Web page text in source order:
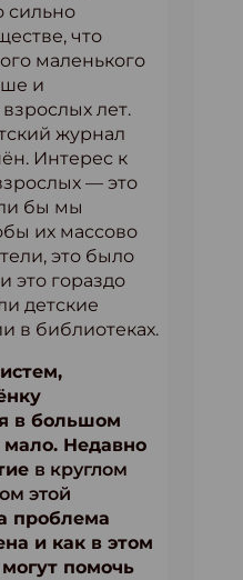
сильно
что
маленького
и
лет.
журнал
Интерес к
— это
бы мы
их массово
это было
это гораздо
детские
в библиотеках.
в большом
Недавно
в круглом
этой
проблема
и как в этом
помочь